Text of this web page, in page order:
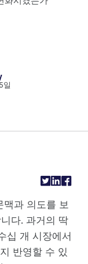
일
과 의도를 보
다. 과거의 딱
십 개 시장에서
반영할 수 있